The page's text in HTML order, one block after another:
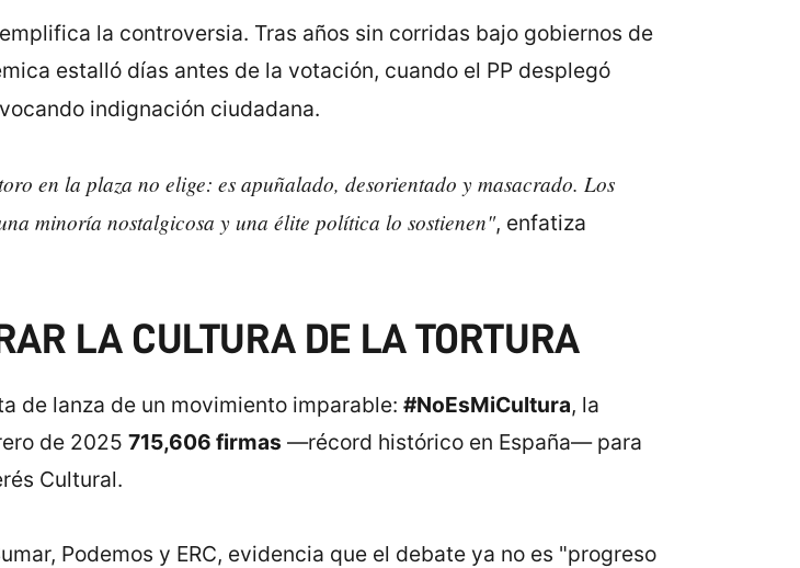
la controversia. Tras años sin corridas bajo gobiernos de
estalló días antes de la votación, cuando el PP desplegó
indignación ciudadana.
en la plaza no elige: es apuñalado, desorientado y masacrado. Los
minoría nostalgicosa y una élite política lo sostienen", enfatiza
LA CULTURA DE LA TORTURA
de lanza de un movimiento imparable: #NoEsMiCultura, la
de 2025 715,606 firmas —récord histórico en España— para
Cultural.
Podemos y ERC, evidencia que el debate ya no es "progreso